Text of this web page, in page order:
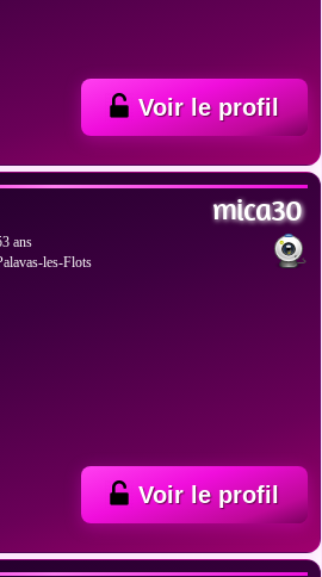
Voir le profil
mica30
ans
les-Flots
Voir le profil